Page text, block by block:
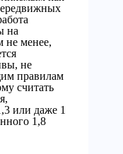
на
не менее,
не
правилам
считать
или даже 1
1,8